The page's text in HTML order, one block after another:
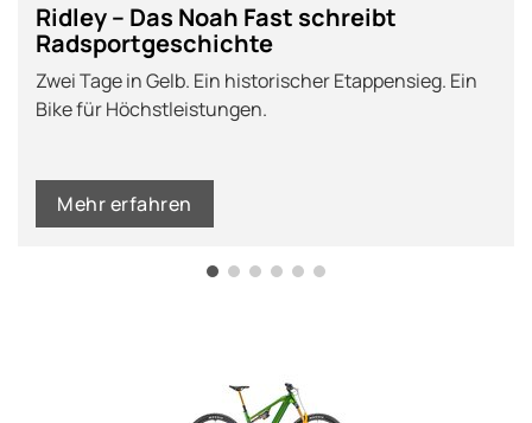
Ridley – Das Noah Fast schreibt
Radsportgeschichte
Zwei Tage in Gelb. Ein historischer Etappensieg. Ein
Bike für Höchstleistungen.
Mehr erfahren